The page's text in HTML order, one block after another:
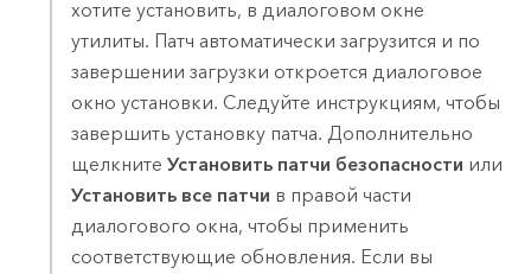
хотите установить, в диалоговом окне
утилиты. Патч автоматически загрузится и по
завершении загрузки откроется диалоговое
окно установки. Следуйте инструкциям, чтобы
завершить установку патча. Дополнительно
щелкните Установить патчи безопасности или
Установить все патчи в правой части
диалогового окна, чтобы применить
соответствующие обновления. Если вы